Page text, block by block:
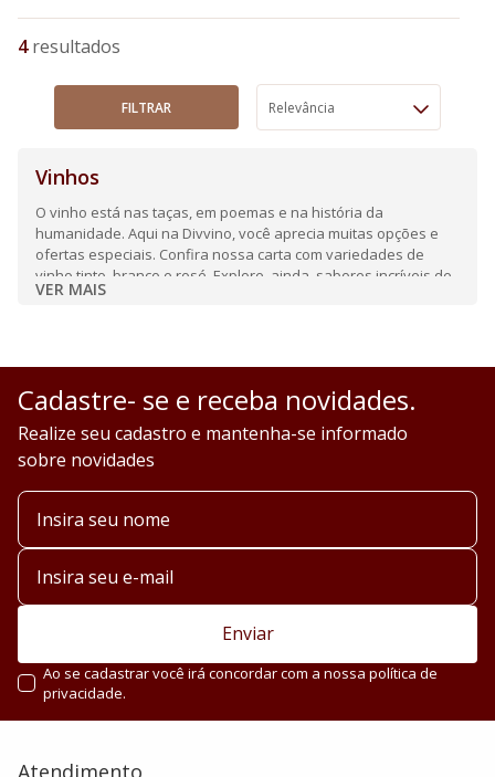
4
FILTRAR Relevância
Vinhos
O vinho está nas taças, em poemas e na história da
humanidade. Aqui na Divvino, você aprecia muitas opções e
ofertas especiais. Confira nossa carta com variedades de
vinho tinto, branco e rosé. Explore, ainda, sabores incríveis de
espumantes e frisantes.
VER MAIS
Cadastre- se e receba novidades.
Realize seu cadastro e mantenha-se informado
sobre novidades
Enviar
Ao se cadastrar você irá concordar com a nossa política de
privacidade.
Atendimento